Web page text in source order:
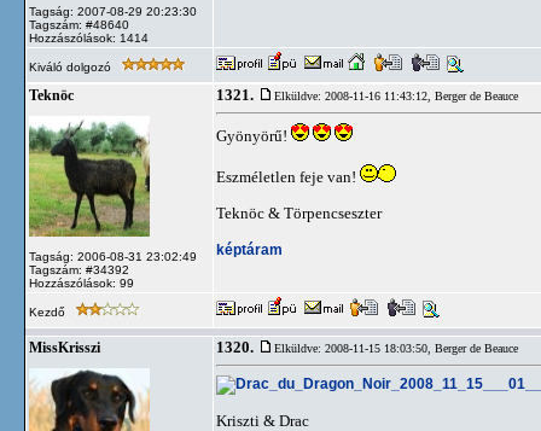
Tagság: 2007-08-29 20:23:30
Tagszám: #48640
Hozzászólások: 1414
Kiváló dolgozó
Teknöc
Tagság: 2006-08-31 23:02:49
Tagszám: #34392
Hozzászólások: 99
1321. Elküldve: 2008-11-16 11:43:12, Berger de Beauce
Gyönyörű!
Eszméletlen feje van!
Teknöc & Törpencseszter
képtáram
Kezdő
MissKrisszi 1320. Elküldve: 2008-11-15 18:03:50, Berger de Beauce
Kriszti & Drac